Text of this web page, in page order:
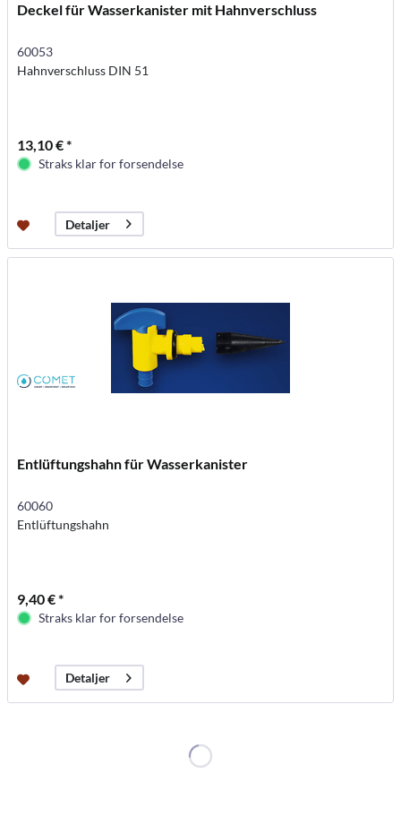
Deckel für Wasserkanister mit Hahnverschluss
60053
Hahnverschluss DIN 51
13,10 € *
Straks klar for forsendelse
Detaljer
Entlüftungshahn für Wasserkanister
60060
Entlüftungshahn
9,40 € *
Straks klar for forsendelse
Detaljer